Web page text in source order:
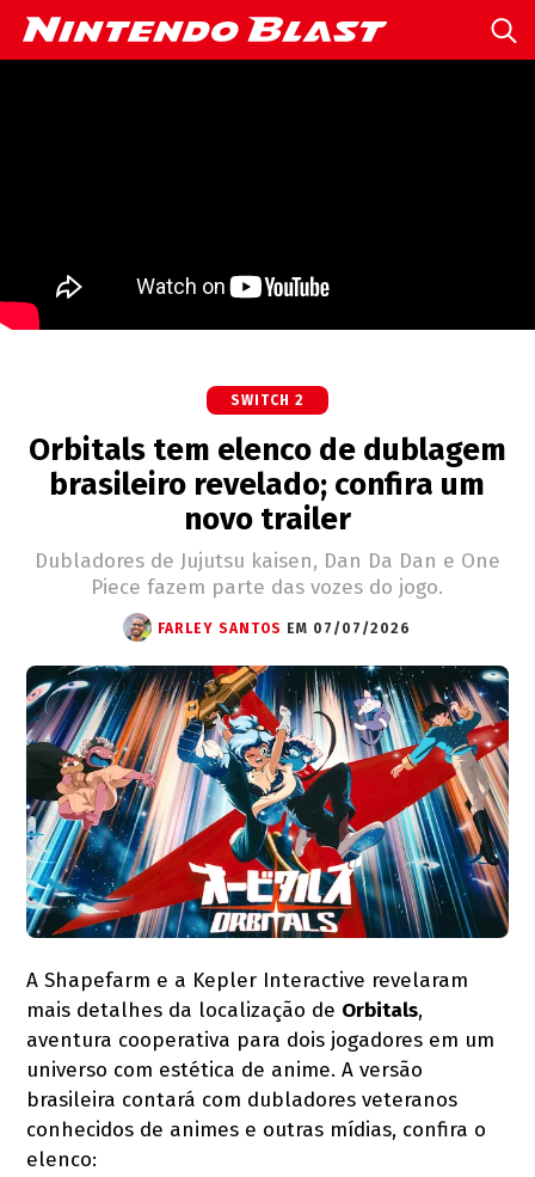
SWITCH 2
Orbitals tem elenco de dublagem
brasileiro revelado; confira um
novo trailer
Dubladores de Jujutsu kaisen, Dan Da Dan e One
Piece fazem parte das vozes do jogo.
FARLEY SANTOS EM 07/07/2026
A Shapefarm e a Kepler Interactive revelaram
mais detalhes da localização de Orbitals,
aventura cooperativa para dois jogadores em um
universo com estética de anime. A versão
brasileira contará com dubladores veteranos
conhecidos de animes e outras mídias, confira o
elenco: